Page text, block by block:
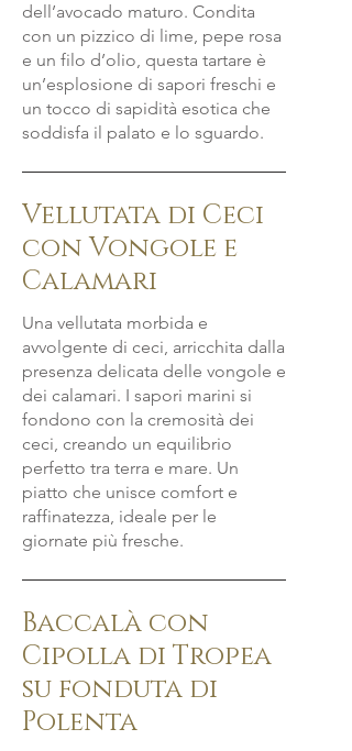
dell’avocado maturo. Condita
con un pizzico di lime, pepe rosa
e un filo d’olio, questa tartare è
un’esplosione di sapori freschi e
un tocco di sapidità esotica che
soddisfa il palato e lo sguardo.
Vellutata di Ceci
con Vongole e
Calamari
Una vellutata morbida e
avvolgente di ceci, arricchita dalla
presenza delicata delle vongole e
dei calamari. I sapori marini si
fondono con la cremosità dei
ceci, creando un equilibrio
perfetto tra terra e mare. Un
piatto che unisce comfort e
raffinatezza, ideale per le
giornate più fresche.
Baccalà con
Cipolla di Tropea
su fonduta di
Polenta